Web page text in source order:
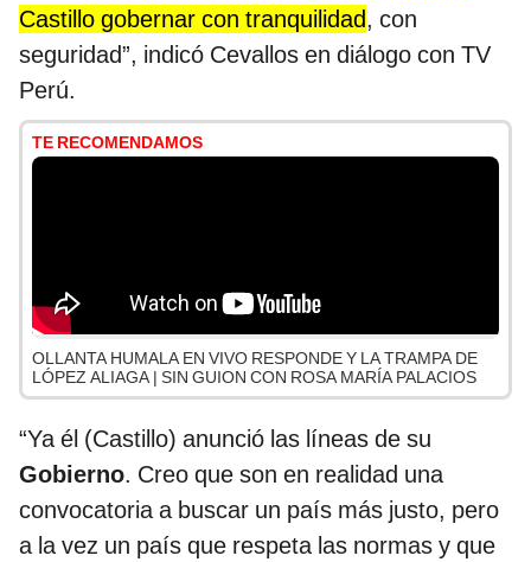
Castillo gobernar con tranquilidad, con
seguridad”, indicó Cevallos en diálogo con TV
Perú.
TE RECOMENDAMOS
OLLANTA HUMALA EN VIVO RESPONDE Y LA TRAMPA DE
LÓPEZ ALIAGA | SIN GUION CON ROSA MARÍA PALACIOS
“Ya él (Castillo) anunció las líneas de su
Gobierno. Creo que son en realidad una
convocatoria a buscar un país más justo, pero
a la vez un país que respeta las normas y que